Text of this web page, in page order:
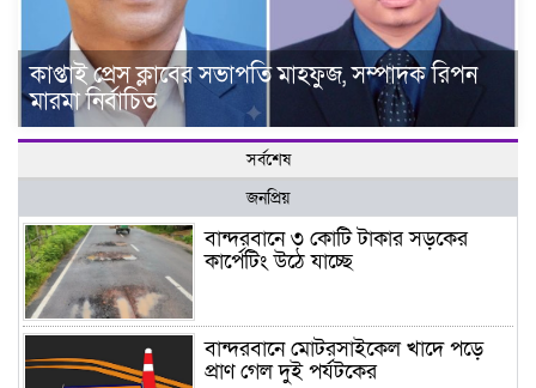
কাপ্তাই প্রেস ক্লাবের সভাপতি মাহফুজ, সম্পাদক রিপন
মারমা নির্বাচিত
সর্বশেষ
জনপ্রিয়
বান্দরবানে ৩ কোটি টাকার সড়কের
কার্পেটিং উঠে যাচ্ছে
বান্দরবানে মোটরসাইকেল খাদে পড়ে
প্রাণ গেল দুই পর্যটকের